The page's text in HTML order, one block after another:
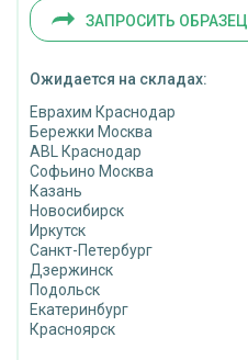
ЗАПРОСИТЬ ОБРАЗЕЦ
Ожидается на складах:
Еврахим Краснодар
Бережки Москва
ABL Краснодар
Софьино Москва
Казань
Новосибирск
Иркутск
Санкт-Петербург
Дзержинск
Подольск
Екатеринбург
Красноярск